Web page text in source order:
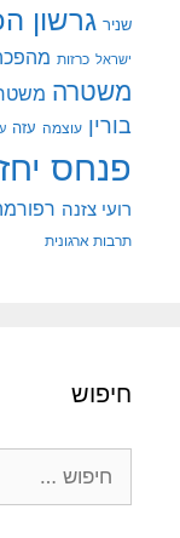
שניר גרשון
ישראל כרזות
משטרה
בורין עוצמה עזה
פנחס
רועי צזנה
תרבות ארגונית
חיפוש